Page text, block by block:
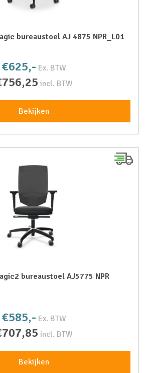
bureaustoel AJ 4875 NPR_L01
€625,- Ex. BTW
incl. BTW
Bekijken
bureaustoel AJ5775 NPR
€585,- Ex. BTW
incl. BTW
Bekijken